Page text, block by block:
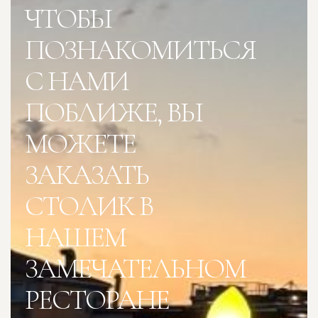
ЧТОБЫ
ПОЗНАКОМИТЬСЯ
С НАМИ
ПОБЛИЖЕ, ВЫ
МОЖЕТЕ
ЗАКАЗАТЬ
СТОЛИК В
НАШЕМ
ЗАМЕЧАТЕЛЬНОМ
РЕСТОРАНЕ